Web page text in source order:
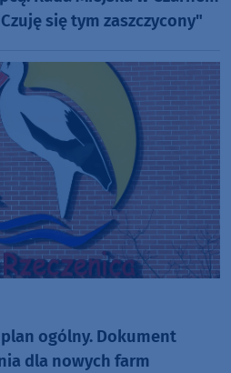
się tym zaszczycony"
ogólny. Dokument
dla nowych farm